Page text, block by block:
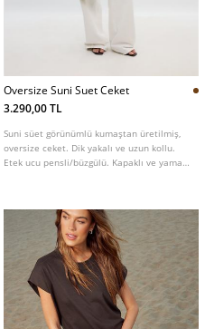
Oversize Suni Suet Ceket
3.290,00 TL
Suni süet görünümlü kumaştan üretilmiş,
oversize ceket. Dik yakalı ve uzun kollu.
Etek ucu pensli/büzgülü. Kapaklı ve yama